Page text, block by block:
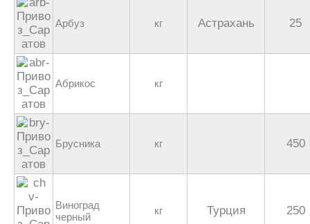
Арбуз кг Астрахань 25
Абрикос кг
Брусника кг 450
Виноград
черный
кг Турция 250